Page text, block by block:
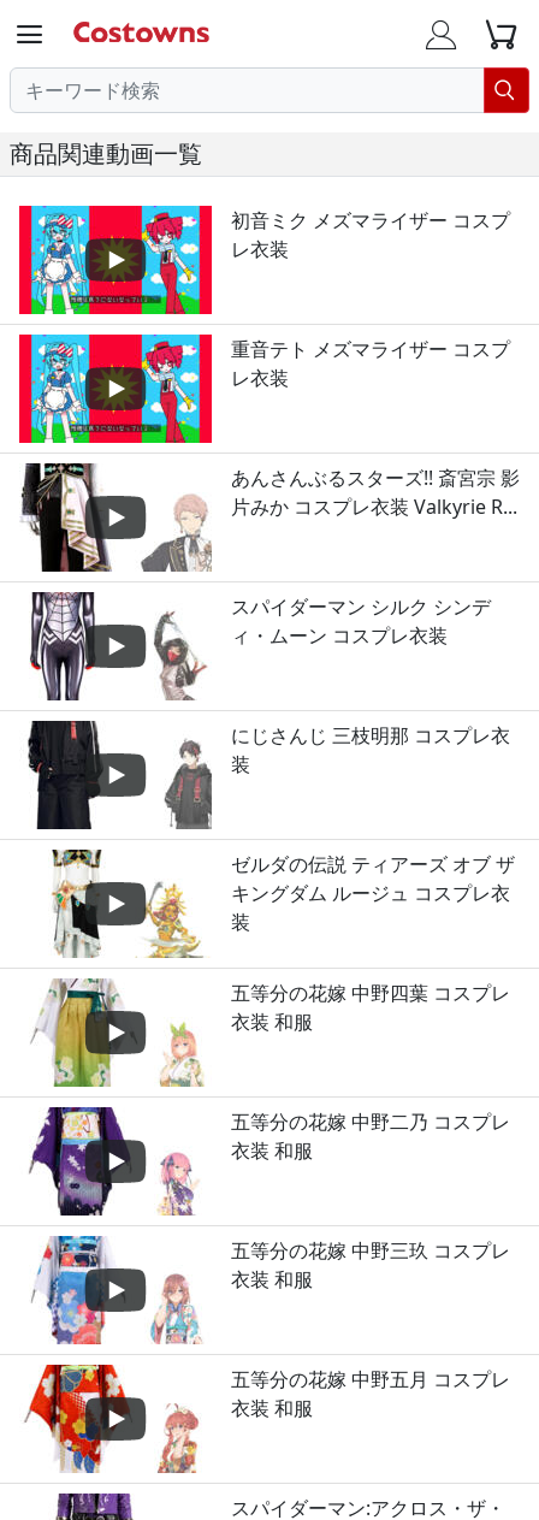
  

商品関連動画一覧
初音ミク メズマライザー コスプ
レ衣装
重音テト メズマライザー コスプ
レ衣装
あんさんぶるスターズ!! 斎宮宗 影
片みか コスプレ衣装 Valkyrie R...
スパイダーマン シルク シンデ
ィ・ムーン コスプレ衣装
にじさんじ 三枝明那 コスプレ衣
装
ゼルダの伝説 ティアーズ オブ ザ
キングダム ルージュ コスプレ衣
装
五等分の花嫁 中野四葉 コスプレ
衣装 和服
五等分の花嫁 中野二乃 コスプレ
衣装 和服
五等分の花嫁 中野三玖 コスプレ
衣装 和服
五等分の花嫁 中野五月 コスプレ
衣装 和服
スパイダーマン:アクロス・ザ・